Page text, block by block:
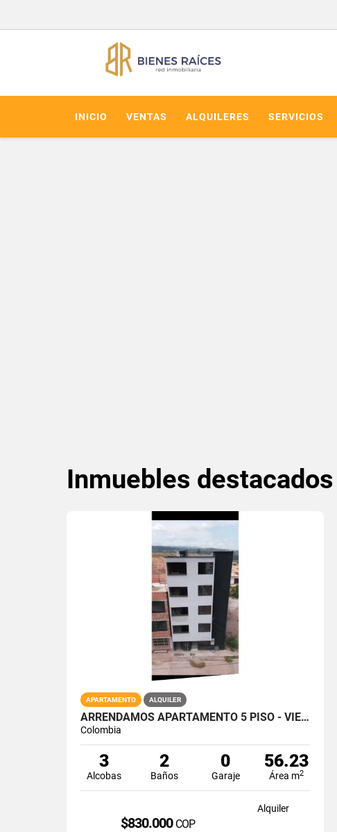
INICIO VENTAS ALQUILERES SERVICIOS
Inmuebles destacados
APARTAMENTO ALQUILER
ARRENDAMOS APARTAMENTO 5 PISO - VIENTOS DE LLANADAS / GIRON
Colombia
3
Alcobas
2
Baños
0
Garaje
56.23
Área m2
Alquiler
$830.000 COP